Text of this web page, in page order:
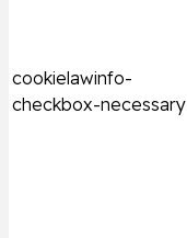
cookielawinfo-
checkbox-necessary